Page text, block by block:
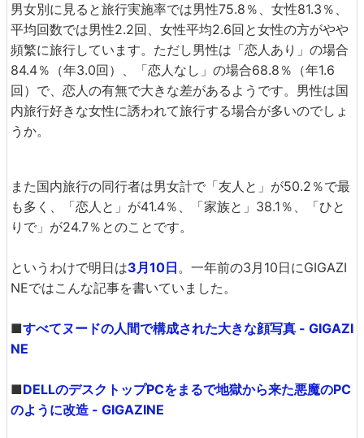
男女別に見ると旅行実施率では男性75.8％、女性81.3％、
平均回数では男性2.2回、女性平均2.6回と女性の方がやや
頻繁に旅行しています。ただし男性は「恋人あり」の場合
84.4％（年3.0回）、「恋人なし」の場合68.8％（年1.6
回）で、恋人の有無で大きな差があるようです。男性は国
内旅行好きな女性に誘われて旅行する場合が多いのでしょ
うか。
また国内旅行の同行者は男女計で「友人と」が50.2％で最
も多く、「恋人と」が41.4％、「家族と」38.1％、「ひと
りで」が24.7％とのことです。
というわけで明日は3月10日。一年前の3月10日にGIGAZI
NEではこんな記事を書いていました。
■すべてヌードの人間で構成された大きな顔写真 - GIGAZI
NE
■DELLのデスクトップPCをまるで地獄から来た悪魔のPC
のように改造 - GIGAZINE